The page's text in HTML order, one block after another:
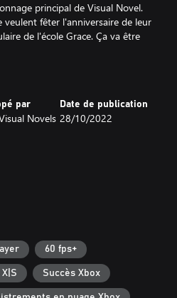
principal de Visual Novel.
veulent fêter l'anniversaire de leur
de l'école Grace. Ça va être
à faire. Les fantômes du passé
Bienvenue dans le monde de la
et isolé vous attend pour
vous ?
par
Novels
Date de publication
28/10/2022
60 fps+
Succès Xbox